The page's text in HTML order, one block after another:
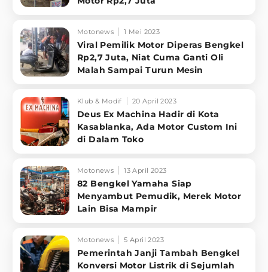
Motonews 1 Mei 2023
Viral Pemilik Motor Diperas Bengkel
Rp2,7 Juta, Niat Cuma Ganti Oli
Malah Sampai Turun Mesin
Klub & Modif 20 April 2023
Deus Ex Machina Hadir di Kota
Kasablanka, Ada Motor Custom Ini
di Dalam Toko
Motonews 13 April 2023
82 Bengkel Yamaha Siap
Menyambut Pemudik, Merek Motor
Lain Bisa Mampir
Motonews 5 April 2023
Pemerintah Janji Tambah Bengkel
Konversi Motor Listrik di Sejumlah